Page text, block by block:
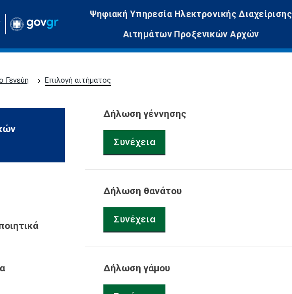
Ψηφιακή Υπηρεσία Ηλεκτρονικής Διαχείρισης
Αιτημάτων Προξενικών Αρχών
Γενεύη Επιλογή αιτήματος
Δήλωση γέννησης
Συνέχεια
Δήλωση θανάτου
Συνέχεια
Δήλωση γάμου